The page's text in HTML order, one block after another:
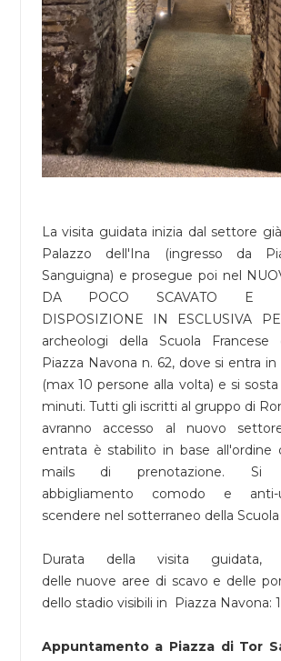
La visita guidata inizia dal settore
Palazzo dell'Ina (ingresso da
Sanguigna) e prosegue poi nel
DA POCO SCAVATO E
DISPOSIZIONE IN ESCLUSIVA
archeologi della Scuola
Piazza Navona n. 62, dove si entra
(max 10 persone alla volta) e si
minuti. Tutti gli iscritti al gruppo di
avranno accesso al nuovo
entrata è stabilito in base all'ordine
mails di prenotazione. Si
abbigliamento comodo e
scendere nel sotterraneo della Scuola
Durata della visita guidata,
delle nuove aree di scavo e delle
dello stadio visibili in Piazza Navona:
Appuntamento a Piazza di Tor